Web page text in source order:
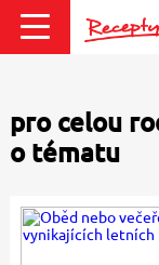
pro celou
o tématu